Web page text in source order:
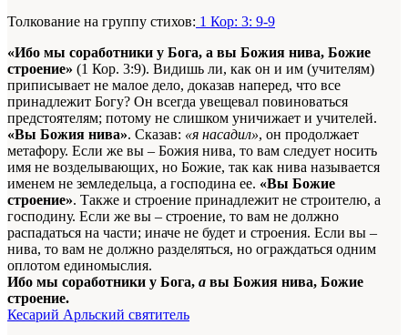
Толкование на группу стихов: 1 Кор: 3: 9-9
«Ибо мы соработники у Бога, а вы Божия нива, Божие
строение» (1 Кор. 3:9). Видишь ли, как он и им (учителям)
приписывает не малое дело, доказав наперед, что все
принадлежит Богу? Он всегда увещевал повиноваться
предстоятелям; потому не слишком уничижает и учителей.
«Вы Божия нива». Сказав: «я насадил», он продолжает
метафору. Если же вы – Божия нива, то вам следует носить
имя не возделывающих, но Божие, так как нива называется
именем не земледельца, а господина ее. «Вы Божие
строение». Также и строение принадлежит не строителю, а
господину. Если же вы – строение, то вам не должно
распадаться на части; иначе не будет и строения. Если вы –
нива, то вам не должно разделяться, но ограждаться одним
оплотом единомыслия.
Ибо мы соработники у Бога, а вы Божия нива, Божие
строение.
Кесарий Арльский святитель